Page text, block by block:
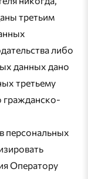
третьим
либо
данных дано
третьему
гражданско-
персональных
Оператору